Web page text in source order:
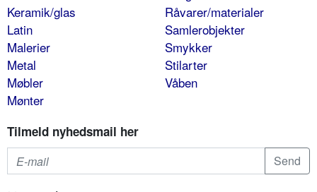
Keramik/glas
Latin
Malerier
Metal
Møbler
Mønter
Råvarer/materialer
Samlerobjekter
Smykker
Stilarter
Våben
Tilmeld nyhedsmail her